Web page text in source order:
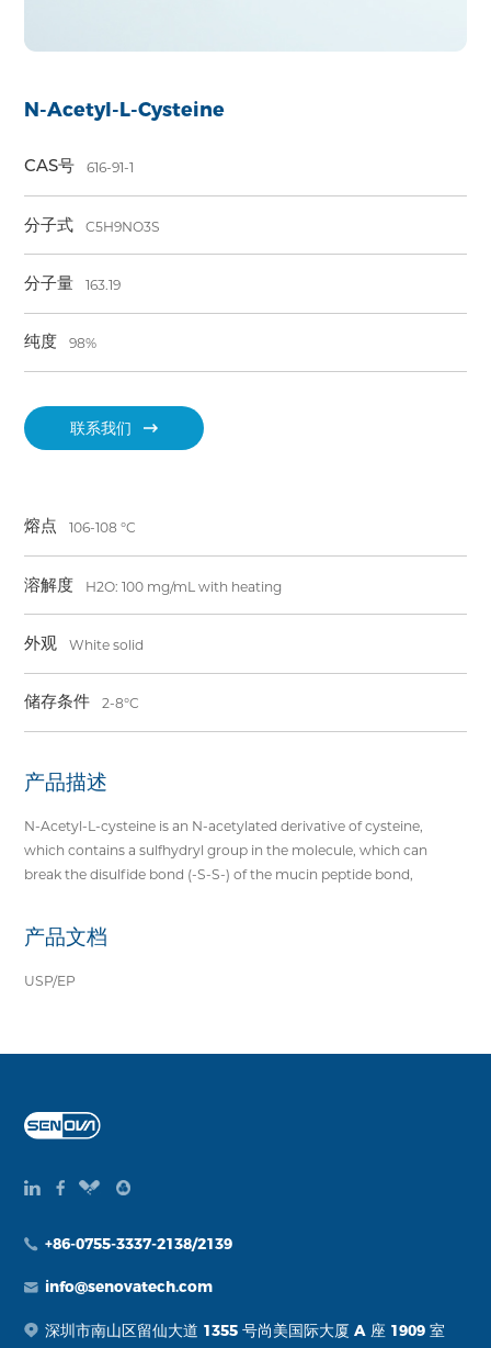
N-Acetyl-L-Cysteine
CAS号 616-91-1
分子式 C5H9NO3S
分子量 163.19
纯度 98%
联系我们
熔点 106-108 °C
溶解度 H2O: 100 mg/mL with heating
外观 White solid
储存条件 2-8°C
产品描述
N-Acetyl-L-cysteine is an N-acetylated derivative of cysteine,
which contains a sulfhydryl group in the molecule, which can
break the disulfide bond (-S-S-) of the mucin peptide bond,
产品文档
USP/EP
+86-0755-3337-2138/2139
info@senovatech.com
深圳市南山区留仙大道 1355 号尚美国际大厦 A 座 1909 室